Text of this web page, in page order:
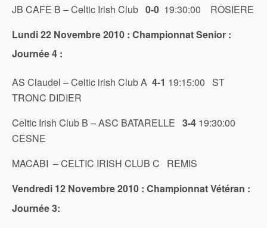
JB CAFE B – Celtic Irish Club 0-0 19:30:00 ROSIERE
Lundi 22 Novembre 2010 : Championnat Senior :
Journée 4 :
AS Claudel – Celtic irish Club A 4-1 19:15:00 ST
TRONC DIDIER
Celtic Irish Club B – ASC BATARELLE 3-4 19:30:00
CESNE
MACABI – CELTIC IRISH CLUB C REMIS
Vendredi 12 Novembre 2010 : Championnat Vétéran :
Journée 3: